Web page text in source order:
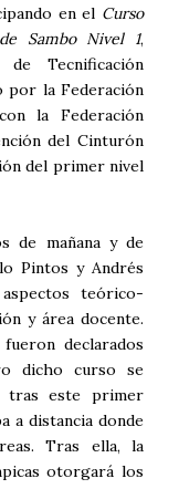
en el Curso
Sambo Nivel 1,
Tecnificación
por la Federación
la Federación
del Cinturón
del primer nivel
de mañana y de
Pintos y Andrés
teórico-
y área docente.
declarados
dicho curso se
tras este primer
a distancia donde
Tras ella, la
otorgará los